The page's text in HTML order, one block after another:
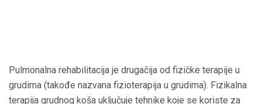
Pulmonalna rehabilitacija je drugačija od fizičke terapije u
grudima (takođe nazvana fizioterapija u grudima). Fizikalna
terapija grudnog koša uključuje tehnike koje se koriste za